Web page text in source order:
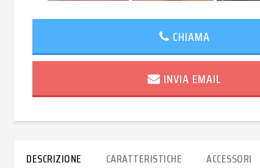
CHIAMA
INVIA EMAIL
DESCRIZIONE CARATTERISTICHE ACCESSORI